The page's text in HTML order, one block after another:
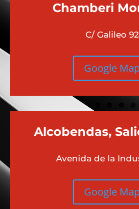
Chamberi
C/ Galileo 92
Google Map
Alcobendas,
Avenida de la
Google Map